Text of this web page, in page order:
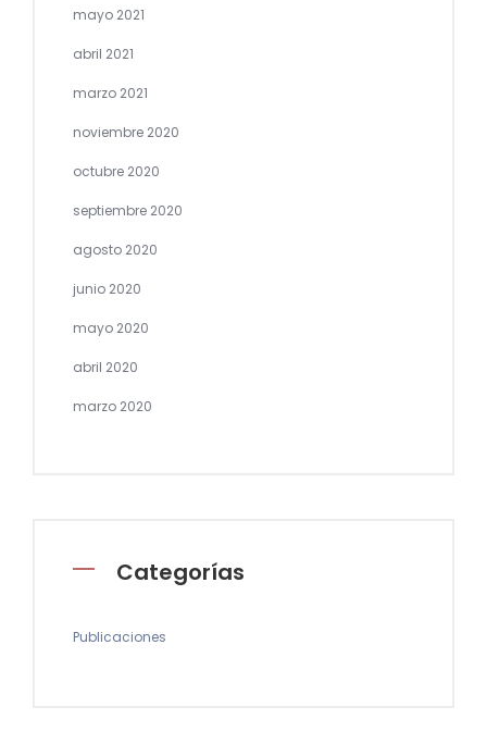
mayo 2021
abril 2021
marzo 2021
noviembre 2020
octubre 2020
septiembre 2020
agosto 2020
junio 2020
mayo 2020
abril 2020
marzo 2020
Categorías
Publicaciones